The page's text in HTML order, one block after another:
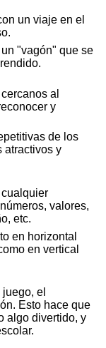
un viaje en el
"vagón" que se
al
y
de los
atractivos y
valores,
etc.
en horizontal
en vertical
el
Esto hace que
algo divertido, y